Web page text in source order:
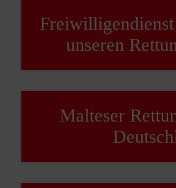
unseren
Malteser